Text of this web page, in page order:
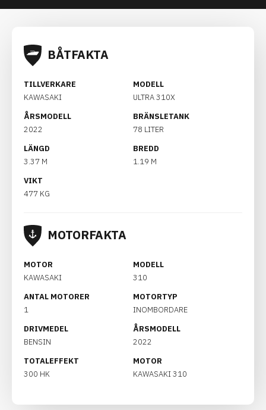
BÅTFAKTA
TILLVERKARE
KAWASAKI
MODELL
ULTRA 310X
ÅRSMODELL
2022
BRÄNSLETANK
78 LITER
LÄNGD
3.37 M
BREDD
1.19 M
VIKT
477 KG
MOTORFAKTA
MOTOR
KAWASAKI
MODELL
310
ANTAL MOTORER
1
MOTORTYP
INOMBORDARE
DRIVMEDEL
BENSIN
ÅRSMODELL
2022
TOTALEFFEKT
300 HK
MOTOR
KAWASAKI 310